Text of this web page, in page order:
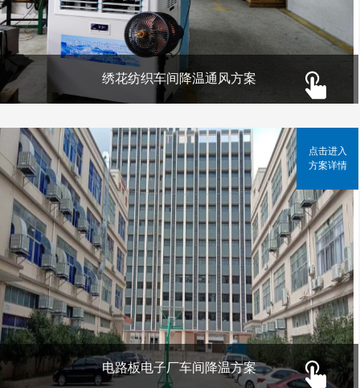
绣花纺织车间降温通风方案
电路板电子厂车间降温方案
点击进入
方案详情